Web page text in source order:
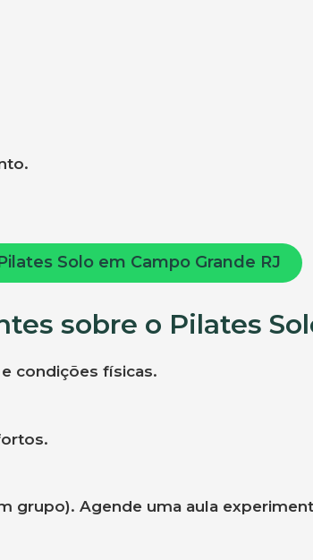
Solo em Campo Grande RJ
sobre o Pilates
condições físicas.
grupo). Agende uma aula